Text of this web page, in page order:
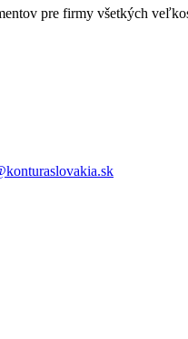
pre firmy všetkých